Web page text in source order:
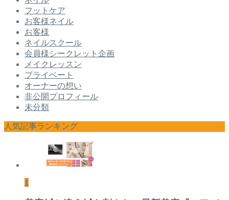
フットケア
お客様ネイル
お客様
ネイルスクール
会員様シークレット企画
メイクレッスン
プライベート
オーナーの想い
非公開プロフィール
未分類
人気記事ランキング
1